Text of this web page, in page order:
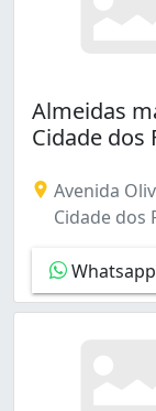
Almeidas
Cidade dos
Avenida
Cidade dos
Whatsapp